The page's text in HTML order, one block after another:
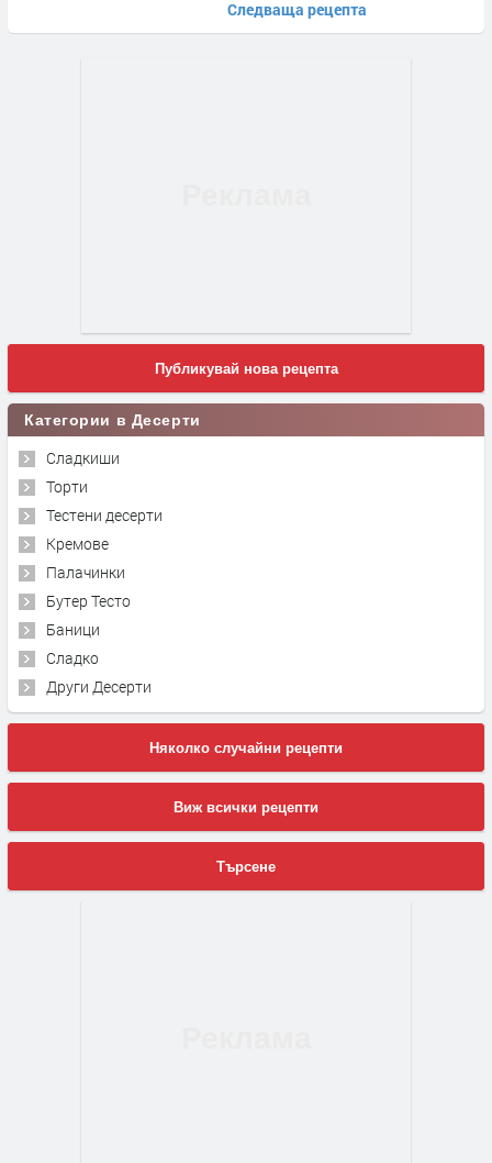
Следваща рецепта
Публикувай нова рецепта
Категории в Десерти
Сладкиши
Торти
Тестени десерти
Кремове
Палачинки
Бутер Тесто
Баници
Сладко
Други Десерти
Няколко случайни рецепти
Виж всички рецепти
Търсене